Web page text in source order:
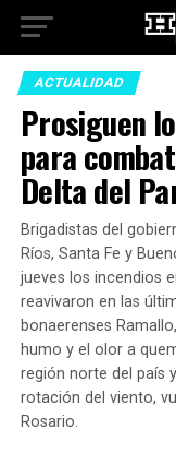
ACTUALIDAD
Prosiguen
para
Delta del
Brigadistas del
Ríos, Santa Fe y
jueves los incendios
reavivaron en las
bonaerenses
humo y el olor a
región norte del país
rotación del viento,
Rosario.